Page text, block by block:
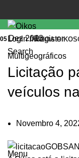
Login / Register
Search
INÍCIOA OIKOS
Menu
Multigeográficos
Licitação
veículos
Novembro 4,
05 Dez 2013